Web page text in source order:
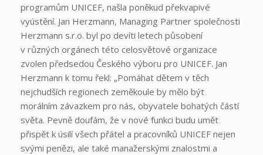
programům UNICEF, našla poněkud překvapivé
vyústění. Jan Herzmann, Managing Partner společnosti
Herzmann s.r.o. byl po devíti letech působení
v různých orgánech této celosvětové organizace
zvolen předsedou Českého výboru pro UNICEF. Jan
Herzmann k tomu řekl: „Pomáhat dětem v těch
nejchudších regionech zeměkoule by mělo být
morálním závazkem pro nás, obyvatele bohatých částí
světa. Pevně doufám, že v nové funkci budu umět
přispět k úsilí všech přátel a pracovníků UNICEF nejen
svými penězi, ale také manažerskými znalostmi a